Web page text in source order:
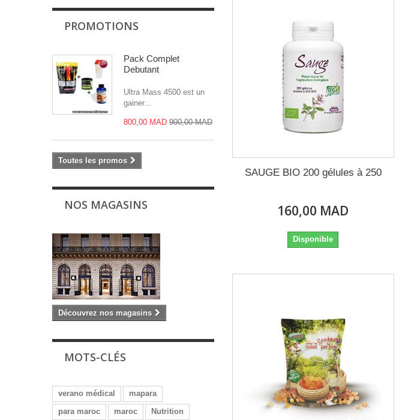
PROMOTIONS
Pack Complet
Debutant
Ultra Mass 4500 est un
gainer...
800,00 MAD 900,00 MAD
Toutes les promos
NOS MAGASINS
Découvrez nos magasins
MOTS-CLÉS
verano médical
mapara
para maroc
maroc
Nutrition
SAUGE BIO 200 gélules à 250
160,00 MAD
Disponible